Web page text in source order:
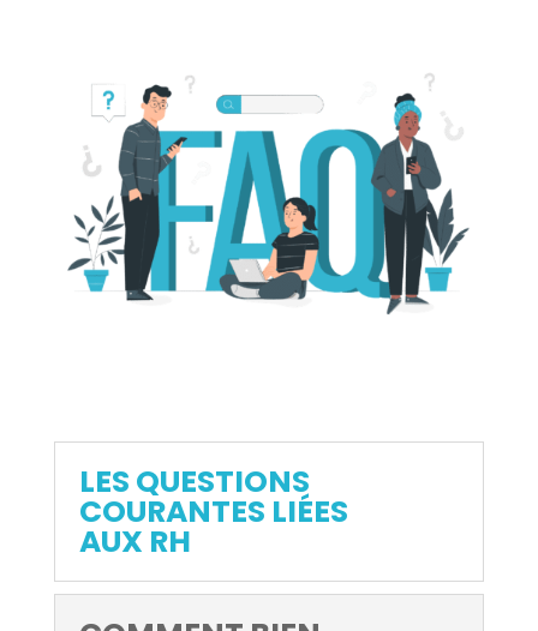
LES QUESTIONS
COURANTES LIÉES
AUX RH